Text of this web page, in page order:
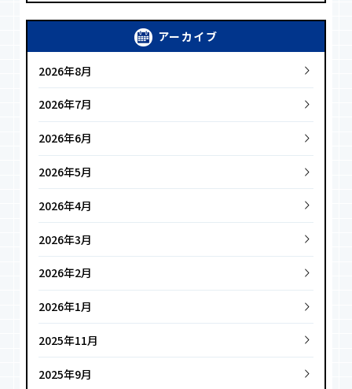
アーカイブ
2026年8月
2026年7月
2026年6月
2026年5月
2026年4月
2026年3月
2026年2月
2026年1月
2025年11月
2025年9月